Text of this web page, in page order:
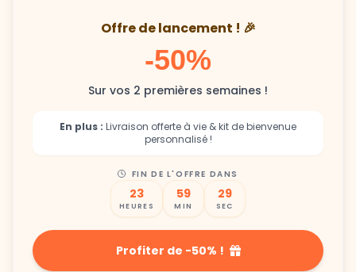
Offre de lancement ! 🎉
-50%
Sur vos 2 premières semaines !
En plus : Livraison offerte à vie & kit de bienvenue
personnalisé !
FIN DE L'OFFRE DANS
23
HEURES
59
MIN
27
SEC
Profiter de -50% !